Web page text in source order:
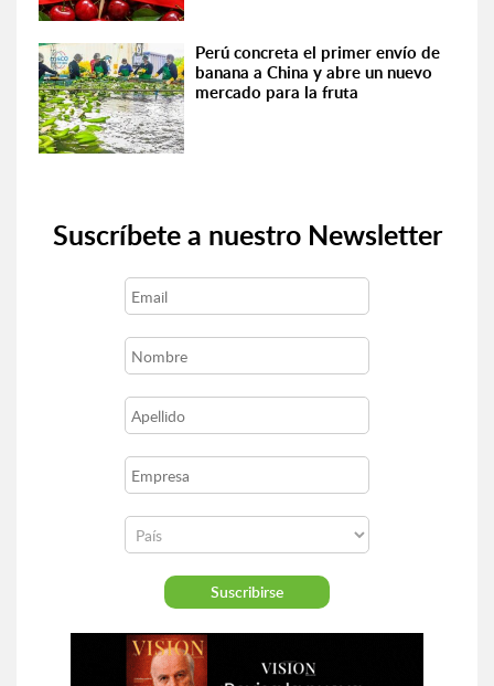
Perú concreta el primer envío de
banana a China y abre un nuevo
mercado para la fruta
Suscríbete a nuestro Newsletter